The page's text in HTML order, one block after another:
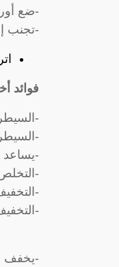
-ضع
-تجنب
اترك
فوائد
-
-
-يساعد
-
-
-
-يخفف